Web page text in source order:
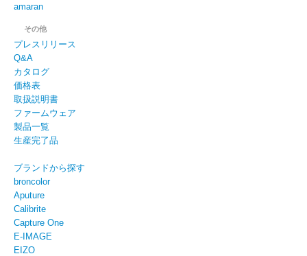
amaran
その他
プレスリリース
Q&A
カタログ
価格表
取扱説明書
ファームウェア
製品一覧
生産完了品
ブランドから探す
broncolor
Aputure
Calibrite
Capture One
E-IMAGE
EIZO